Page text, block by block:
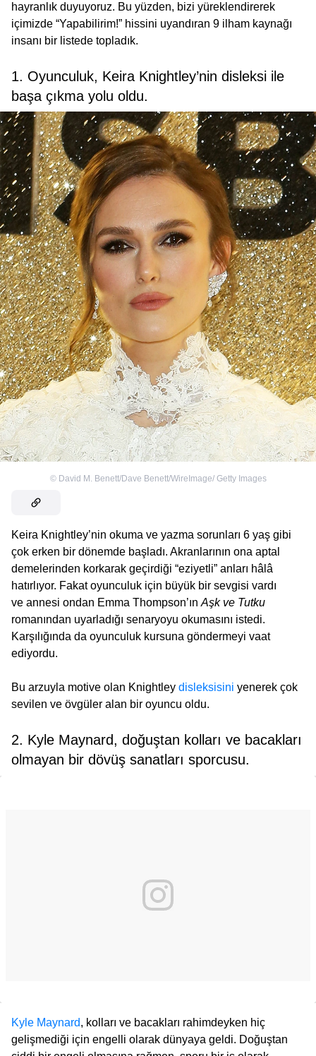
hayranlık duyuyoruz. Bu yüzden, bizi yüreklendirerek
içimizde “Yapabilirim!” hissini uyandıran 9 ilham kaynağı
insanı bir listede topladık.
1. Oyunculuk, Keira Knightley’nin disleksi ile
başa çıkma yolu oldu.
© David M. Benett/Dave Benett/WireImage/ Getty Images
Keira Knightley’nin okuma ve yazma sorunları 6 yaş gibi
çok erken bir dönemde başladı. Akranlarının ona aptal
demelerinden korkarak geçirdiği “eziyetli” anları hâlâ
hatırlıyor. Fakat oyunculuk için büyük bir sevgisi vardı
ve annesi ondan Emma Thompson’ın Aşk ve Tutku
romanından uyarladığı senaryoyu okumasını istedi.
Karşılığında da oyunculuk kursuna göndermeyi vaat
ediyordu.
Bu arzuyla motive olan Knightley disleksisini yenerek çok
sevilen ve övgüler alan bir oyuncu oldu.
2. Kyle Maynard, doğuştan kolları ve bacakları
olmayan bir dövüş sanatları sporcusu.
Kyle Maynard, kolları ve bacakları rahimdeyken hiç
gelişmediği için engelli olarak dünyaya geldi. Doğuştan